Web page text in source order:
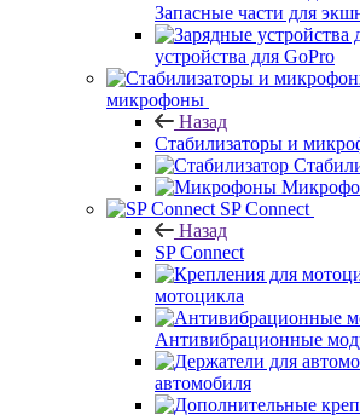
Запасные части для
устройства для GoPro
микрофоны
Назад
Стабилизаторы и
SP Connect
Назад
SP Connect
мотоцикла
Антивибрационные
автомобиля